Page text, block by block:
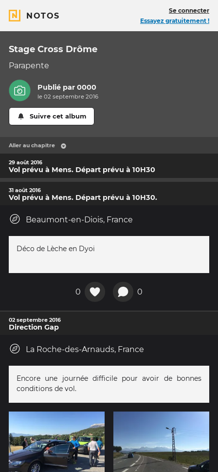
NOTOS
Se connecter
Essayez gratuitement !
Stage Cross Drôme
Parapente
Publié par0000
le 02 septembre 2016
Suivre cet album
Aller au chapitre
29 août 2016
Vol prévu à Mens. Départ prévu à 10H30
31 août 2016
Vol prévu à Mens. Départ prévu à 10H30.
Beaumont-en-Diois, France
Déco de Lèche en Dyoi
0 0
02 septembre 2016
Direction Gap
La Roche-des-Arnauds, France
Encore une journée difficile pour avoir de bonnes
conditions de vol.